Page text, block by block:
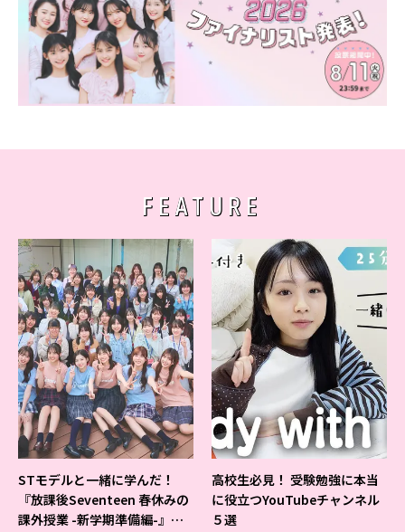
FEATURE
STモデルと一緒に学んだ！
『放課後Seventeen 春休みの
課外授業 -新学期準備編-』イ
高校生必見！ 受験勉強に本当
に役立つYouTubeチャンネル
５選